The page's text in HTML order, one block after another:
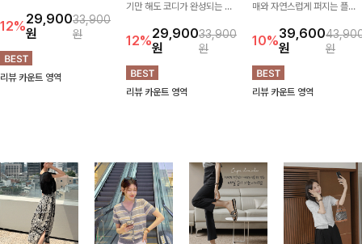
볍게 툭 입기만 해도 멋스러운
스타일을 완성해드려요- 여유
로운 핏으로 군살은 자연스럽
게 커버해주고, 편안한 착용감
까지 더해 손이 자주 가는 데일
12%29,900
원
33,900
원
리뷰 카운트 영역
기만 해도 코디가 완성되는 세
지는 프릴 날개 소매가 우아한
포인트를 더해드립니다💕 잔
잔한 링클 텍스처 소재와 편안
한 허리밴딩으로 하루 종일 산
뜻하고 쾌적하게 즐겨보세요!
12%29,900
원
33,900
원
리뷰 카운트 영역
매와 자연스럽게 퍼지는 플레
를 완성해주는 블라우스 🤍 체
형을 자연스럽게 커버해주며
걸을 때마다 살랑이는 핏으로
데일리룩부터 데이트룩까지 화
사하게 즐기기 좋은 아이템이
10%39,600
원
원
리뷰 카운트 영역